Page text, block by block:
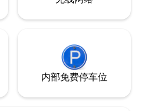
内部免费停车位